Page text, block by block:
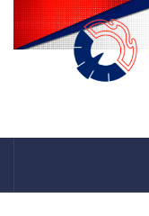
Saltar
contenido